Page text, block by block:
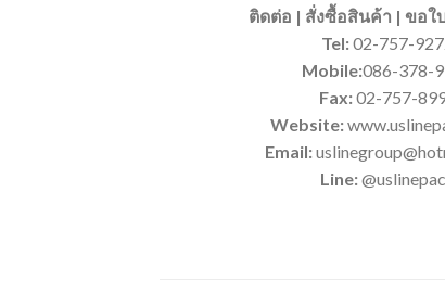
ติดต่อ | สั่งซื้อสินค้า | ขอใ
Tel:02-757-
Mobile:086-378-
Fax:02-757-
Website:
Email:
Line: